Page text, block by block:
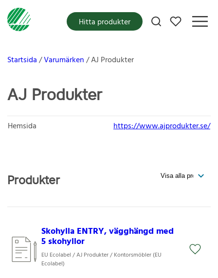
Mina favoriter
Hitta produkter
Startsida Varumärken AJ Produkter
AJ Produkter
Hemsida https://www.ajprodukter.se/
Produkter
Skohylla ENTRY, vägghängd med
5 skohyllor
EU Ecolabel / AJ Produkter / Kontorsmöbler (EU
Ecolabel)